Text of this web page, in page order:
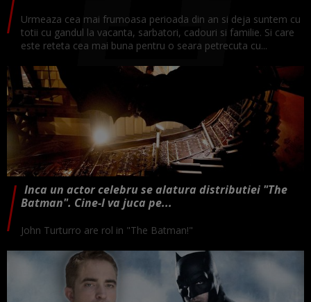
Urmeaza cea mai frumoasa perioada din an si deja suntem cu
totii cu gandul la vacanta, sarbatori, cadouri si familie. Si care
este reteta cea mai buna pentru o seara petrecuta cu...
Inca un actor celebru se alatura distributiei "The
Batman". Cine-l va juca pe...
John Turturro are rol in "The Batman!"